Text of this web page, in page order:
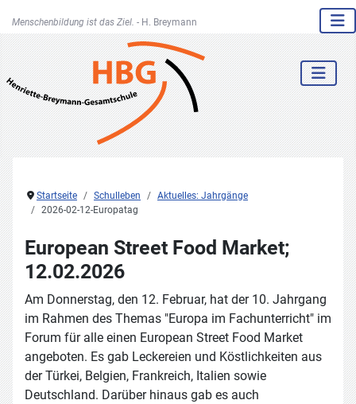
Menschenbildung ist das Ziel. - H. Breymann
Startseite Schulleben
Aktuelles: Jahrgänge
2026-02-12-Europatag
European Street Food Market;
12.02.2026
Am Donnerstag, den 12. Februar, hat der 10. Jahrgang
im Rahmen des Themas "Europa im Fachunterricht" im
Forum für alle einen European Street Food Market
angeboten. Es gab Leckereien und Köstlichkeiten aus
der Türkei, Belgien, Frankreich, Italien sowie
Deutschland. Darüber hinaus gab es auch